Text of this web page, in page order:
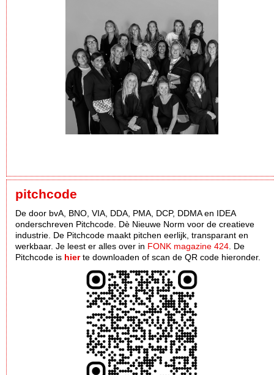
pitchcode
De door bvA, BNO, VIA, DDA, PMA, DCP, DDMA en IDEA
onderschreven Pitchcode. Dè Nieuwe Norm voor de creatieve
industrie. De Pitchcode maakt pitchen eerlijk, transparant en
werkbaar. Je leest er alles over in FONK magazine 424 . De
Pitchcode is hierte downloaden of scan de QR code hieronder.